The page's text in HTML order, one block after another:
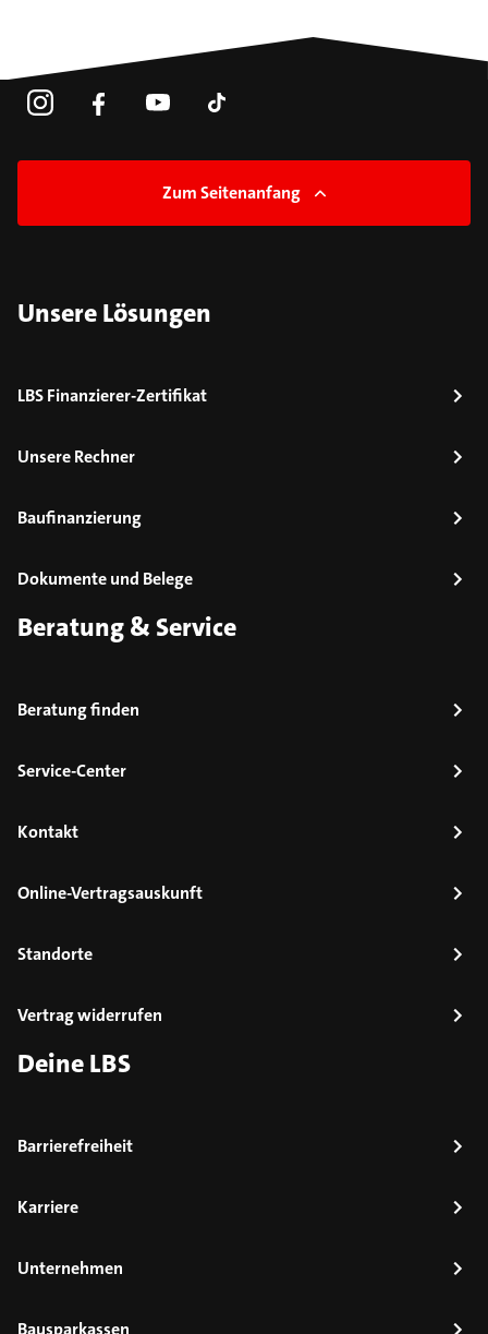
Zum Seitenanfang
Unsere Lösungen
LBS Finanzierer-Zertifikat
Unsere Rechner
Baufinanzierung
Dokumente und Belege
Beratung & Service
Beratung finden
Service-Center
Kontakt
Online-Vertragsauskunft
Standorte
Vertrag widerrufen
Deine LBS
Barrierefreiheit
Karriere
Unternehmen
Bausparkassen